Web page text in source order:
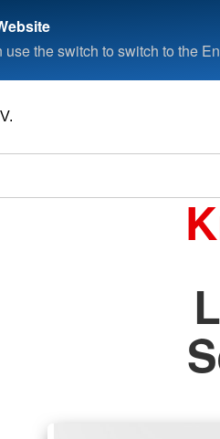
the switch to switch to the